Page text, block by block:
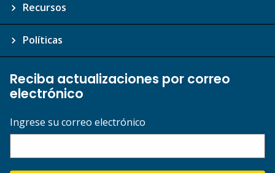
Recursos
Políticas
Reciba actualizaciones por correo
electrónico
Ingrese su correo electrónico